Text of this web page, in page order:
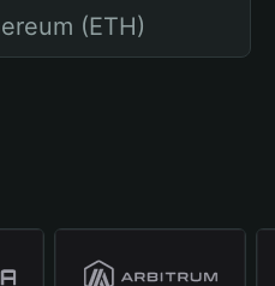
(ETH)